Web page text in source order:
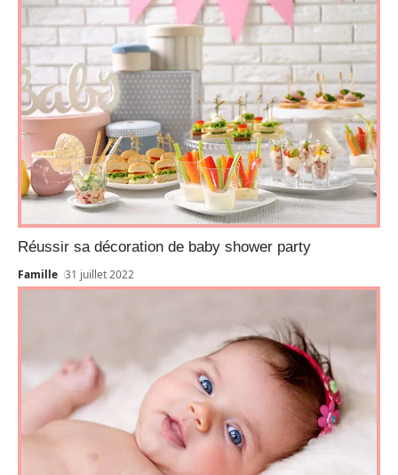
Réussir sa décoration de baby shower party
Famille 31 juillet 2022